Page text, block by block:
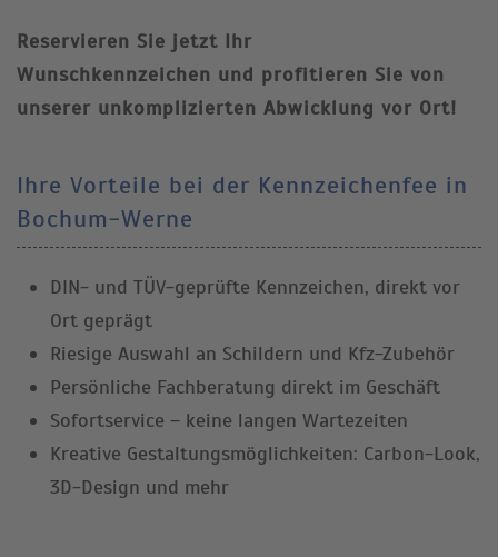
Reservieren Sie jetzt Ihr
Wunschkennzeichen und profitieren Sie von
unserer unkomplizierten Abwicklung vor Ort!
Ihre Vorteile bei der Kennzeichenfee in
Bochum-Werne
DIN- und TÜV-geprüfte Kennzeichen, direkt vor
Ort geprägt
Riesige Auswahl an Schildern und Kfz-Zubehör
Persönliche Fachberatung direkt im Geschäft
Sofortservice – keine langen Wartezeiten
Kreative Gestaltungsmöglichkeiten: Carbon-Look,
3D-Design und mehr